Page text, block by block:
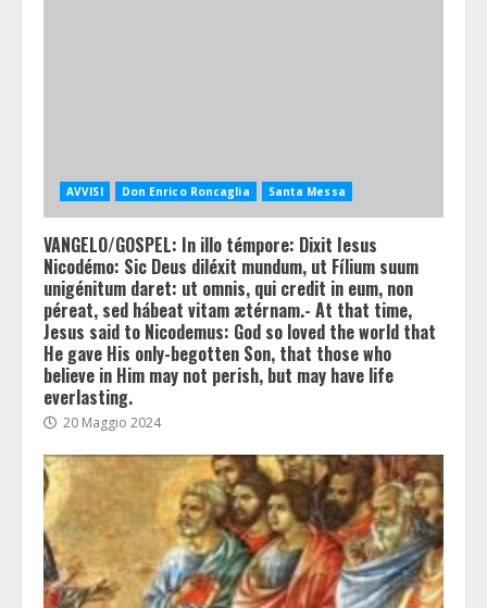
AVVISI Don Enrico Roncaglia Santa Messa
VANGELO/GOSPEL: In illo témpore: Dixit Iesus
Nicodémo: Sic Deus diléxit mundum, ut Fílium suum
unigénitum daret: ut omnis, qui credit in eum, non
péreat, sed hábeat vitam ætérnam.- At that time,
Jesus said to Nicodemus: God so loved the world that
He gave His only-begotten Son, that those who
believe in Him may not perish, but may have life
everlasting.
20 Maggio 2024